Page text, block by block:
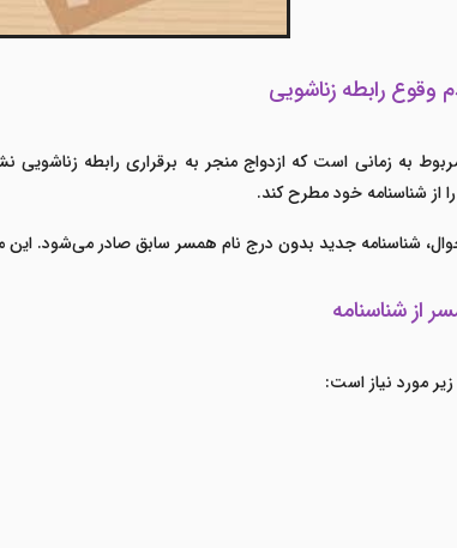
رابطه زناشویی
به زمانی است که ازدواج منجر به برقراری رابطه
شناسنامه خود مطرح کند.
شناسنامه جدید بدون درج نام همسر سابق صادر می‌شود.
از شناسنامه
زیر مورد نیاز است: